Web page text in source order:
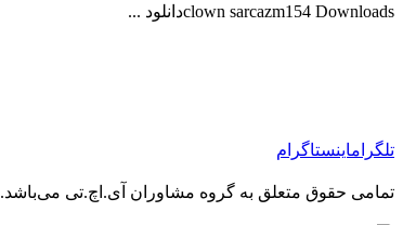
clown sarcazm154 Downloadsدانلود ...
تلگراماینستاگرام
تمامی حقوق متعلق به گروه مشاوران آی.اچ.تی می‌باشد.